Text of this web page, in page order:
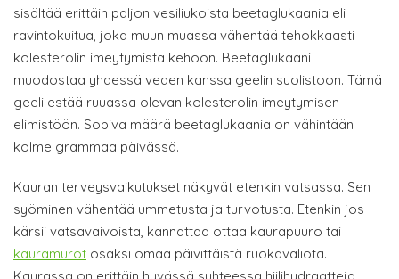
sisältää erittäin paljon vesiliukoista beetaglukaania eli
ravintokuitua, joka muun muassa vähentää tehokkaasti
kolesterolin imeytymistä kehoon. Beetaglukaani
muodostaa yhdessä veden kanssa geelin suolistoon. Tämä
geeli estää ruuassa olevan kolesterolin imeytymisen
elimistöön. Sopiva määrä beetaglukaania on vähintään
kolme grammaa päivässä.
Kauran terveysvaikutukset näkyvät etenkin vatsassa. Sen
syöminen vähentää ummetusta ja turvotusta. Etenkin jos
kärsii vatsavaivoista, kannattaa ottaa kaurapuuro tai
kauramurot osaksi omaa päivittäistä ruokavaliota.